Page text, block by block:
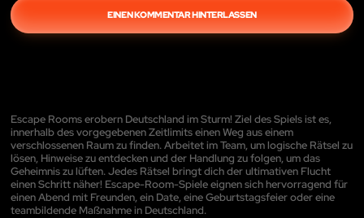
EINEN KOMMENTAR HINTERLASSEN
Escape Rooms erobern Deutschland im Sturm! Ziel des Spiels ist es,
innerhalb des vorgegebenen Zeitlimits einen Weg aus einem
verschlossenen Raum zu finden. Arbeitet im Team, um logische Rätsel zu
lösen, Hinweise zu entdecken und der Handlung zu folgen, um das
Geheimnis zu lüften. Jedes Rätsel bringt dich der ultimativen Flucht
einen Schritt näher! Escape-Room-Spiele eignen sich hervorragend für
einen Abend mit Freunden, ein Date, eine Geburtstagsfeier oder eine
teambildende Maßnahme in Deutschland.